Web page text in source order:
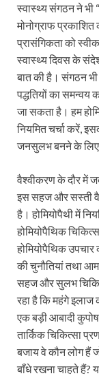
स्वास्थ्य संगठन ने भी
मोनोग्राफ प्रकाशित
प्रासंगिकता को
स्वास्थ्य दिवस के
बात की है। संगठन भी
पद्धतियों का समन्वय
जा सकता है। हम
नियमित चर्चा करें,
जनसुलभ बनने के लिए
वैश्वीकरण के दौर में
इस सहज और सस्ती
है। होमियोपैथी में
होमियोपैथिक
होमियोपैथिक
की चुनौतियां तथा आम
सहज और सुलभ
रहा है कि महंगे इलाज
एक बड़ी आबादी
तार्किक चिकित्सा
बजाय वे कौन लोग हैं
बाँधे रखना चाहते हैं?